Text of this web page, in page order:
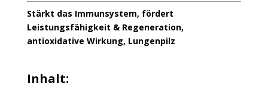
Stärkt das Immunsystem, fördert
Leistungsfähigkeit & Regeneration,
antioxidative Wirkung, Lungenpilz
Inhalt: